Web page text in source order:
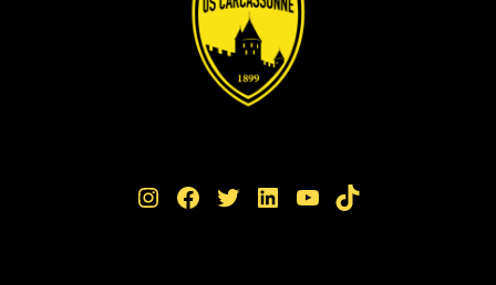
Instagram Facebook Twitter LinkedIn YouTube TikTok